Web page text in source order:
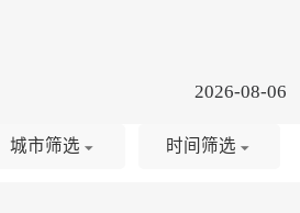
2026-08-06
城市筛选 时间筛选